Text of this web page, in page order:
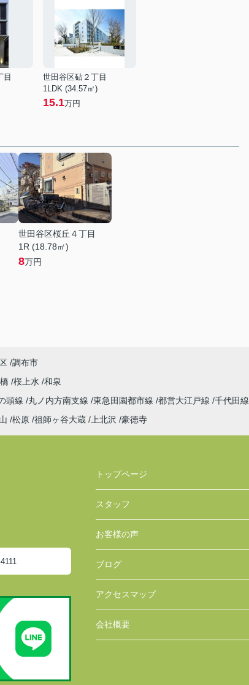
目
世田谷区砧２丁目
1LDK (34.57㎡)
15.1万円
世田谷区桜丘４丁目
1R (18.78㎡)
8万円
調布市
桜上水 和泉
頭線 丸ノ内方南支線 東急田園都市線 都営大江戸線 千代田線
松原 祖師ヶ谷大蔵 上北沢 豪徳寺
トップページ
スタッフ
お客様の声
ブログ
アクセスマップ
会社概要